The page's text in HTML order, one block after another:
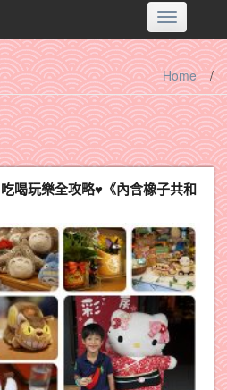
Toggle
navigation
Home /
喝玩樂全攻略♥《內含橡子共和